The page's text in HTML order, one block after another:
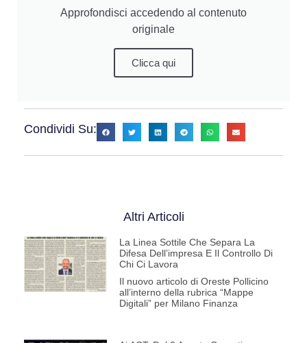
Approfondisci accedendo al contenuto
originale
Clicca qui
Condividi Su:
Altri Articoli
La Linea Sottile Che Separa La
Difesa Dell’impresa E Il Controllo Di
Chi Ci Lavora
Il nuovo articolo di Oreste Pollicino
all’interno della rubrica “Mappe
Digitali” per Milano Finanza